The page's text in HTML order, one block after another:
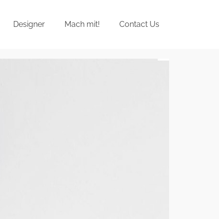
Designer Mach mit! Contact Us